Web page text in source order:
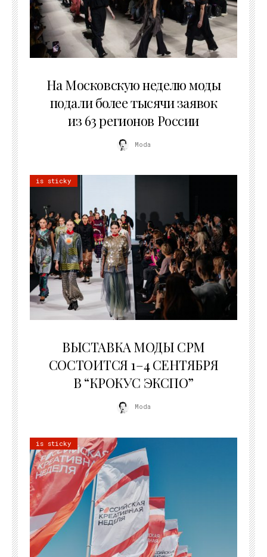
На Московскую неделю моды
подали более тысячи заявок
из 63 регионов России
Moda
is sticky
ВЫСТАВКА МОДЫ CPM
СОСТОИТСЯ 1–4 СЕНТЯБРЯ
В “КРОКУС ЭКСПО”
Moda
is sticky